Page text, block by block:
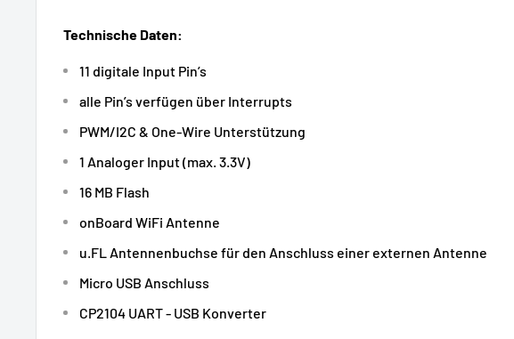
Technische Daten:
11 digitale Input Pin’s
alle Pin’s verfügen über Interrupts
PWM/I2C & One-Wire Unterstützung
1 Analoger Input (max. 3.3V)
16 MB Flash
onBoard WiFi Antenne
u.FL Antennenbuchse für den Anschluss einer externen Antenne
Micro USB Anschluss
CP2104 UART - USB Konverter